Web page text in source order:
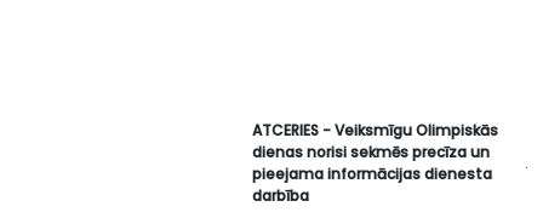
ATCERIES - Veiksmīgu Olimpiskās
dienas norisi sekmēs precīza un
pieejama informācijas dienesta
darbība
.